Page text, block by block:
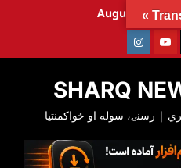
August 7, 2026
Youtube
Instagram
SHARQ